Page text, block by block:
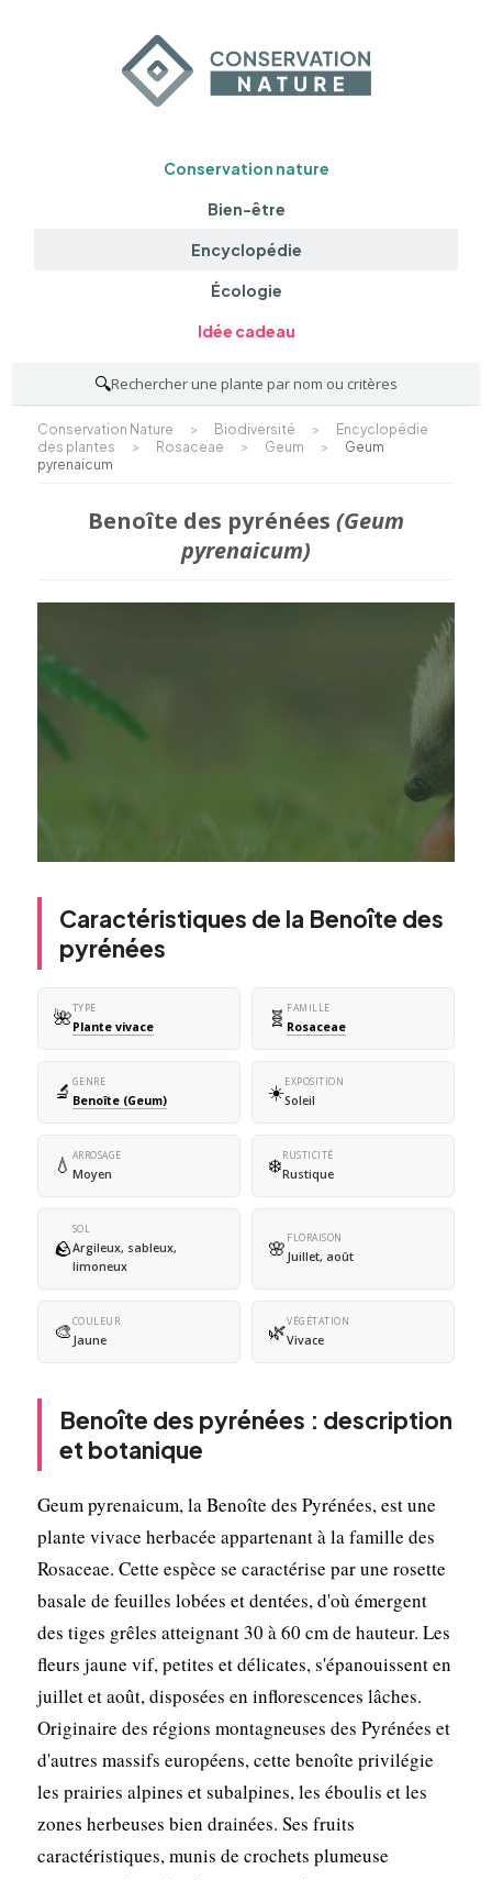
Conservation nature
Bien-être
Encyclopédie
Écologie
Idée cadeau
🔍Rechercher une plante par nom ou critères
Conservation Nature > Biodiversité >
Encyclopédie
des plantes
> Rosaceae > Geum >
Geum
pyrenaicum
Benoîte des pyrénées (Geum
pyrenaicum)
Caractéristiques de la Benoîte des
pyrénées
🌺TYPE
Plante vivace 🧬 FAMILLE
Rosaceae
🔬 GENRE
Benoîte (Geum) ☀️EXPOSITION
Soleil
💧 ARROSAGE
Moyen ❄️RUSTICITÉ
Rustique
🪨
SOL
Argileux, sableux,
limoneux
🌸 FLORAISON
Juillet, août
🎨COULEUR
Jaune 🌿VÉGÉTATION
Vivace
Benoîte des pyrénées : description
et botanique
Geum pyrenaicum, la Benoîte des Pyrénées, est une
plante vivace herbacée appartenant à la famille des
Rosaceae. Cette espèce se caractérise par une rosette
basale de feuilles lobées et dentées, d'où émergent
des tiges grêles atteignant 30 à 60 cm de hauteur. Les
fleurs jaune vif, petites et délicates, s'épanouissent en
juillet et août, disposées en inflorescences lâches.
Originaire des régions montagneuses des Pyrénées et
d'autres massifs européens, cette benoîte privilégie
les prairies alpines et subalpines, les éboulis et les
zones herbeuses bien drainées. Ses fruits
caractéristiques, munis de crochets plumeuse